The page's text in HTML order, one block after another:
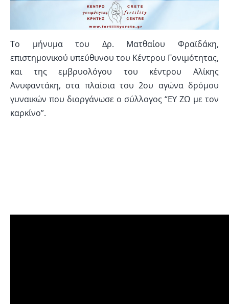
Το μήνυμα του Δρ. Ματθαίου Φραϊδάκη,
επιστημονικού υπεύθυνου του Κέντρου Γονιμότητας,
και της εμβρυολόγου του κέντρου Αλίκης
Ανυφαντάκη, στα πλαίσια του 2ου αγώνα δρόμου
γυναικών που διοργάνωσε ο σύλλογος “ΕΥ ΖΩ με τον
καρκίνο”.